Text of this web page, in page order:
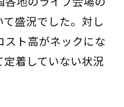
盛況でした。対し
スト高がネックにな
定着していない状況